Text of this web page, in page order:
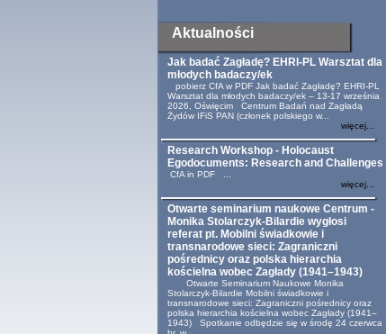
Aktualności
Jak badać Zagładę? EHRI-PL Warsztat dla
młodych badaczy/ek
pobierz CfA w PDF Jak badać Zagładę? EHRI-PL
Warsztat dla młodych badaczy/ek – 13-17 września
2026, Oświęcim Centrum Badań nad Zagładą
Żydów IFiS PAN (członek polskiego w...
więcej...
Research Workshop - Holocaust
Egodocuments: Research and Challenges
CfA in PDF ...
więcej...
Otwarte seminarium naukowe Centrum -
Monika Stolarczyk-Bilardie wygłosi
referat pt. Mobilni świadkowie i
transnarodowe sieci: Zagraniczni
pośrednicy oraz polska hierarchia
kościelna wobec Zagłady (1941–1943)
Otwarte Seminarium Naukowe Monika
Stolarczyk-Bilardie Mobilni świadkowie i
transnarodowe sieci: Zagraniczni pośrednicy oraz
polska hierarchia kościelna wobec Zagłady (1941–
1943) Spotkanie odbędzie się w środę 24 czerwca